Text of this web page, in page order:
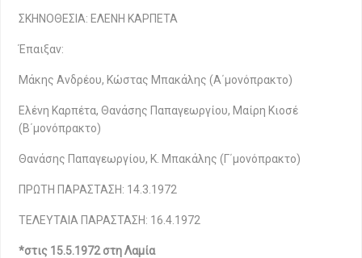
ΣΚΗΝΟΘΕΣΙΑ: ΕΛΕΝΗ ΚΑΡΠΕΤΑ
Έπαιξαν:
Μάκης Ανδρέου, Κώστας Μπακάλης (Α΄μονόπρακτο)
Ελένη Καρπέτα, Θανάσης Παπαγεωργίου, Μαίρη Κιοσέ
(Β΄μονόπρακτο)
Θανάσης Παπαγεωργίου, Κ. Μπακάλης (Γ΄μονόπρακτο)
ΠΡΩΤΗ ΠΑΡΑΣΤΑΣΗ: 14.3.1972
ΤΕΛΕΥΤΑΙΑ ΠΑΡΑΣΤΑΣΗ: 16.4.1972
*στις 15.5.1972 στη Λαμία